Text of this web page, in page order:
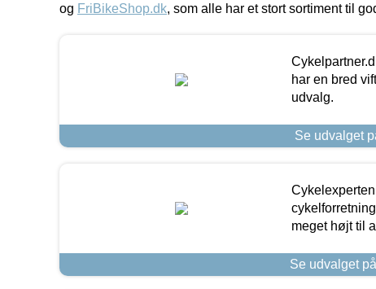
og FriBikeShop.dk, som alle har et stort sortiment til
har en bred
udvalg.
Se udvalget
meget højt til
Se udvalget